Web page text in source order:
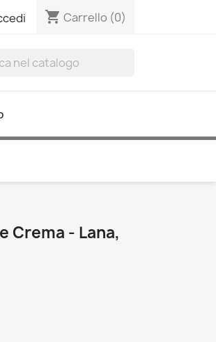
shopping_cart Carrello (0)
Crema - Lana,